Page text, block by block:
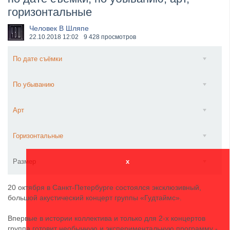
​Anthrax выпустили новый сингл и клип «Everybod...
горизонтальные
Человек В Шляпе
22.10.2018 12:02 9 428 просмотров
По дате съёмки
По убыванию
Арт
Горизонтальные
Размер x
20 октября в Санкт-Петербурге состоялся эксклюзивный,
большой акустический концерт группы «Гудтаймс».
Впервые в истории коллектива и только для 2-х концертов